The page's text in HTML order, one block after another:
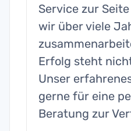
Service zur
wir über viele
Erfolg steht
Unser
gerne für eine
Beratung zur